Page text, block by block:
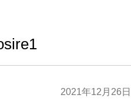
2021年12月26日